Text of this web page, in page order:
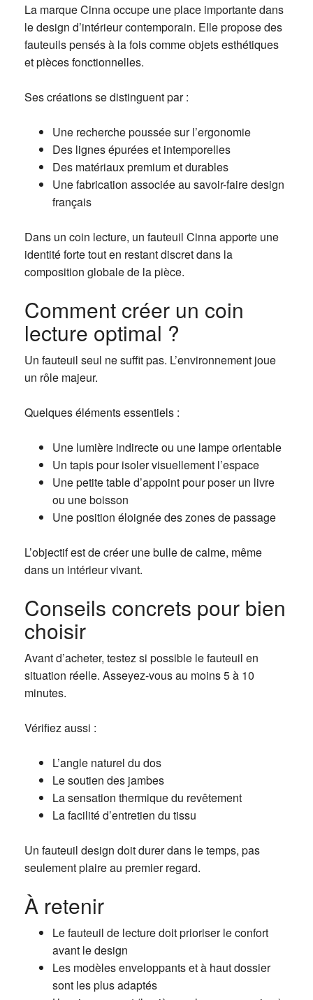
La marque Cinna occupe une place importante dans
le design d’intérieur contemporain. Elle propose des
fauteuils pensés à la fois comme objets esthétiques
et pièces fonctionnelles.
Ses créations se distinguent par :
Une recherche poussée sur l’ergonomie
Des lignes épurées et intemporelles
Des matériaux premium et durables
Une fabrication associée au savoir-faire design
français
Dans un coin lecture, un fauteuil Cinna apporte une
identité forte tout en restant discret dans la
composition globale de la pièce.
Comment créer un coin
lecture optimal ?
Un fauteuil seul ne suffit pas. L’environnement joue
un rôle majeur.
Quelques éléments essentiels :
Une lumière indirecte ou une lampe orientable
Un tapis pour isoler visuellement l’espace
Une petite table d’appoint pour poser un livre
ou une boisson
Une position éloignée des zones de passage
L’objectif est de créer une bulle de calme, même
dans un intérieur vivant.
Conseils concrets pour bien
choisir
Avant d’acheter, testez si possible le fauteuil en
situation réelle. Asseyez-vous au moins 5 à 10
minutes.
Vérifiez aussi :
L’angle naturel du dos
Le soutien des jambes
La sensation thermique du revêtement
La facilité d’entretien du tissu
Un fauteuil design doit durer dans le temps, pas
seulement plaire au premier regard.
À retenir
Le fauteuil de lecture doit prioriser le confort
avant le design
Les modèles enveloppants et à haut dossier
sont les plus adaptés